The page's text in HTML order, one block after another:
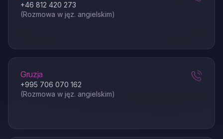
+46 812 420 273
(Rozmowa w jęz. angielskim)
Gruzja
+995 706 070 162
(Rozmowa w jęz. angielskim)